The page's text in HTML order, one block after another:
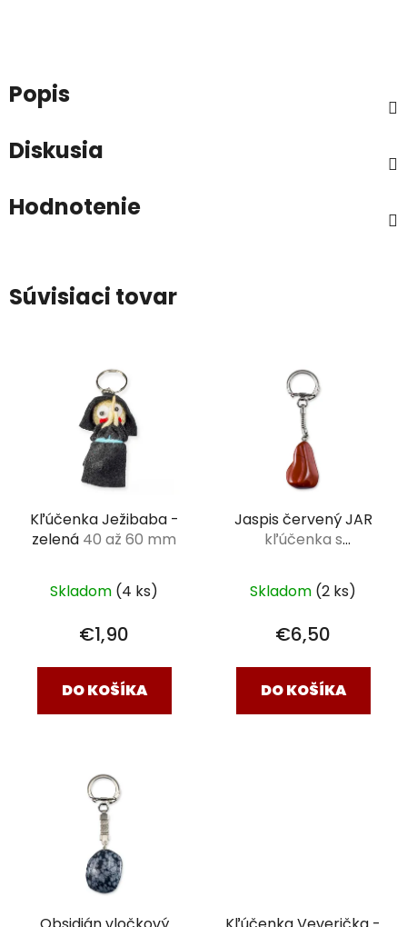
Popis
Diskusia
Hodnotenie
Súvisiaci tovar
Kľúčenka Ježibaba -
zelená 40 až 60 mm
Skladom (4 ks)
€1,90
DO KOŠÍKA
Jaspis červený JAR
kľúčenka s
kameňom XL (3-4,5
cm)
Skladom (2 ks)
€6,50
DO KOŠÍKA